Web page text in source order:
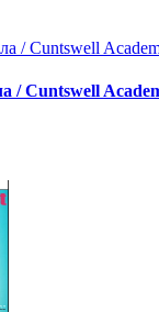
/ Cuntswell